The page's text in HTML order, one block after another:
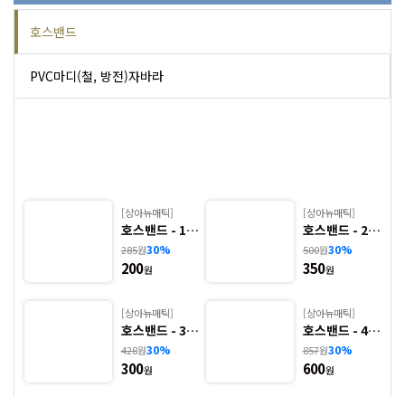
호스밴드
PVC마디(철, 방전)자바라
[상아뉴매틱]
호스밴드 - 1.
HBS
285원30%
200원
[상아뉴매틱]
호스밴드 - 2.
HBS(ALL SU
S)
500원30%
350원
[상아뉴매틱]
호스밴드 - 3.
HBL
428원30%
300원
[상아뉴매틱]
호스밴드 - 4.
HBL(ALL SU
S)
857원30%
600원